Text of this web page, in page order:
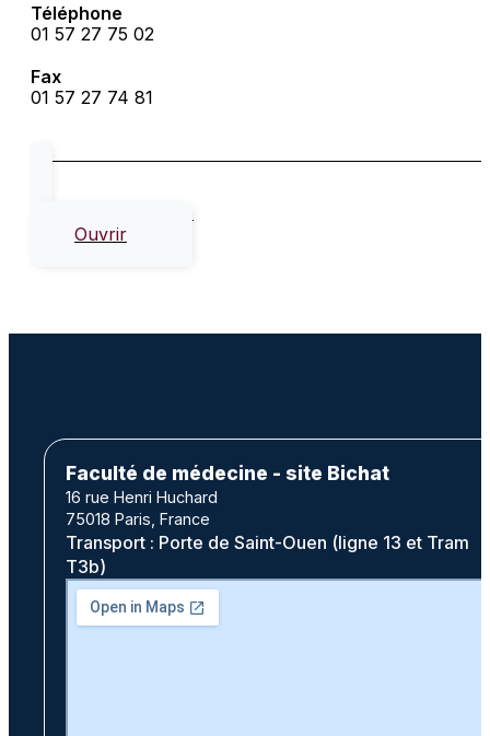
Téléphone
01 57 27 75 02
Fax
01 57 27 74 81
Ouvrir
Faculté de médecine - site Bichat
16 rue Henri Huchard
75018 Paris, France
Transport : Porte de Saint-Ouen (ligne 13 et Tram
T3b)